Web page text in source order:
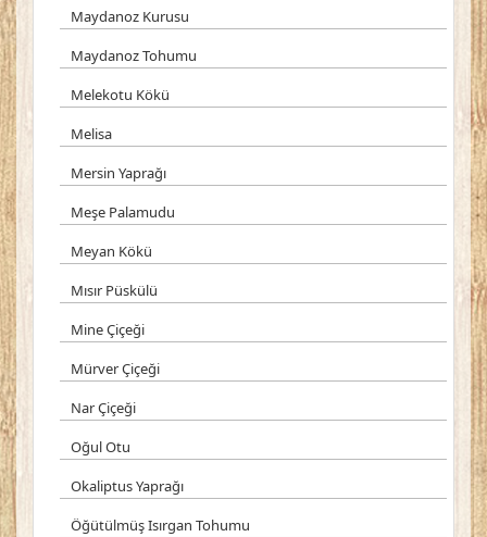
Maydanoz Kurusu
Maydanoz Tohumu
Melekotu Kökü
Melisa
Mersin Yaprağı
Meşe Palamudu
Meyan Kökü
Mısır Püskülü
Mine Çiçeği
Mürver Çiçeği
Nar Çiçeği
Oğul Otu
Okaliptus Yaprağı
Öğütülmüş Isırgan Tohumu